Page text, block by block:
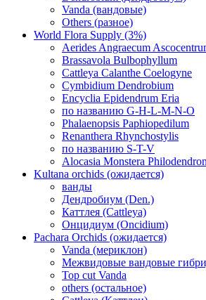
Vanda (вандовые)
Others (разное)
World Flora Supply (3%)
Aerides Angraecum
Brassavola Bulbophyllum
Cattleya Calanthe Coelogyne
Cymbidium Dendrobium
Encyclia Epidendrum Eria
по названию G-H-L-M-N-O
Phalaenopsis Paphiopedilum
Renanthera Rhynchostylis
по названию S-T-V
Alocasia Monstera
Kultana orchids (ожидается)
ванды
Дендробиум (Den.)
Каттлея (Cattleya)
Онцидиум (Oncidium)
Pachara Orchids (ожидается)
Vanda (мериклон)
Межвидовые вандовые
Top cut Vanda
others (остальное)